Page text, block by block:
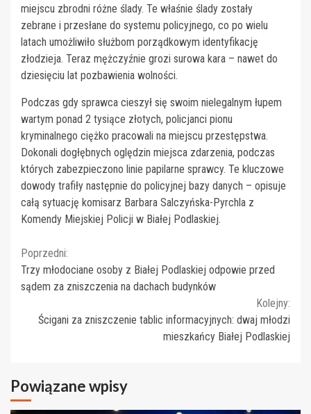
miejscu zbrodni różne ślady. Te właśnie ślady zostały
zebrane i przesłane do systemu policyjnego, co po wielu
latach umożliwiło służbom porządkowym identyfikację
złodzieja. Teraz mężczyźnie grozi surowa kara – nawet do
dziesięciu lat pozbawienia wolności.
Podczas gdy sprawca cieszył się swoim nielegalnym łupem
wartym ponad 2 tysiące złotych, policjanci pionu
kryminalnego ciężko pracowali na miejscu przestępstwa.
Dokonali dogłębnych oględzin miejsca zdarzenia, podczas
których zabezpieczono linie papilarne sprawcy. Te kluczowe
dowody trafiły następnie do policyjnej bazy danych – opisuje
całą sytuację komisarz Barbara Salczyńska-Pyrchla z
Komendy Miejskiej Policji w Białej Podlaskiej.
Continue
Reading
Poprzedni:
Trzy młodociane osoby z Białej Podlaskiej odpowie przed
sądem za zniszczenia na dachach budynków
Kolejny:
Ścigani za zniszczenie tablic informacyjnych: dwaj młodzi
mieszkańcy Białej Podlaskiej
Powiązane wpisy